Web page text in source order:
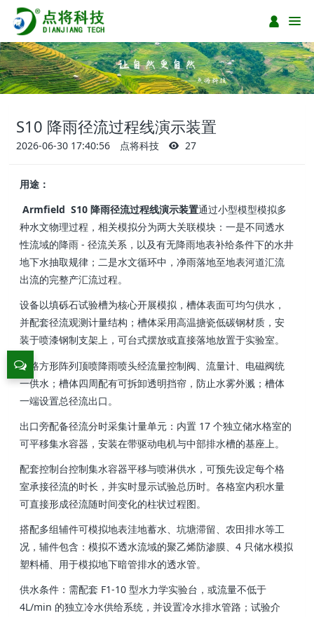
S10 降雨径流过程线演示装置
2026-06-30 17:40:56 点将科技 27
用途：
Armfield S10 降雨径流过程线演示装置通过小型模型模拟多
种水文物理过程，相关模拟分为两大关联模块：一是不同透水
性流域的降雨 - 径流关系，以及有无降雨地表补给条件下的水井
地下水抽取规律；二是水文循环中，净雨落地至地表河道汇流
出流的完整产汇流过程。
设备以填砾石试验槽为核心开展模拟，槽体表面可均匀供水，
并配套径流观测计量结构；槽体采用高温搪瓷低碳钢材质，安
装于喷漆钢制支架上，可台式摆放或直接落地放置于实验室。
两路方形阵列顶喷降雨喷头经流量控制阀、流量计、电磁阀统
一供水；槽体四周配有可拆卸透明挡帘，防止水雾外溅；槽体
一端设置总径流出口。
出口旁配备径流分时采集计量单元：内置 17 个独立储水格室的
可平移集水容器，安装在带驱动电机与中部排水槽的基座上。
配套控制台控制集水容器平移与喷淋供水，可预先设定每个格
室承接径流的时长，并实时显示试验总历时。各格室内积水量
可直接形成径流随时间变化的柱状过程图。
搭配多组辅件可模拟地表洼地蓄水、坑塘滞留、农田排水等工
况，辅件包含：模拟不透水流域的聚乙烯防渗膜、4 只储水模拟
塑料桶、用于模拟地下暗管排水的透水管。
供水条件：需配套 F1-10 型水力学实验台，或流量不低于
4L/min 的独立冷水供给系统，并设置冷水排水管路；试验介